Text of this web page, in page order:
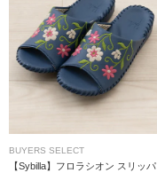
BUYERS SELECT
【Sybilla】フロラシオン スリッパ